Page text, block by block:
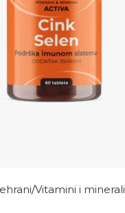
Vitamini i minerali